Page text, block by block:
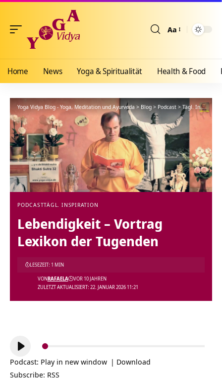
Aa
Home News Yoga & Spiritualität Health & Food
Yoga Vidya Blog - Yoga, Meditation und Ayurveda>Blog > Podcast >Tägl. Inspiration
PODCASTTÄGL. INSPIRATION
Lebendigkeit – Vortrag
Lexikon der Tugenden
ZULETZT AKTUALISIERT: 22. JANUAR 2026 11:21
VONRAFAELA VOR 10 JAHREN
LESEZEIT: 1 MIN
Audio-
Player
Podcast: Play in new window | Download
Subscribe: RSS